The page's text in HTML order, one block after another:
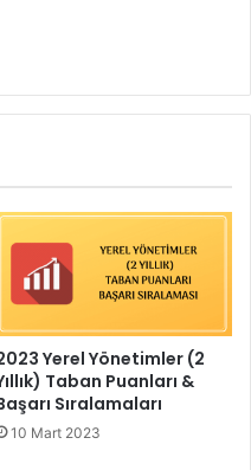
Yerel Yönetimler (2
Taban Puanları &
Sıralamaları
10 Mart 2023